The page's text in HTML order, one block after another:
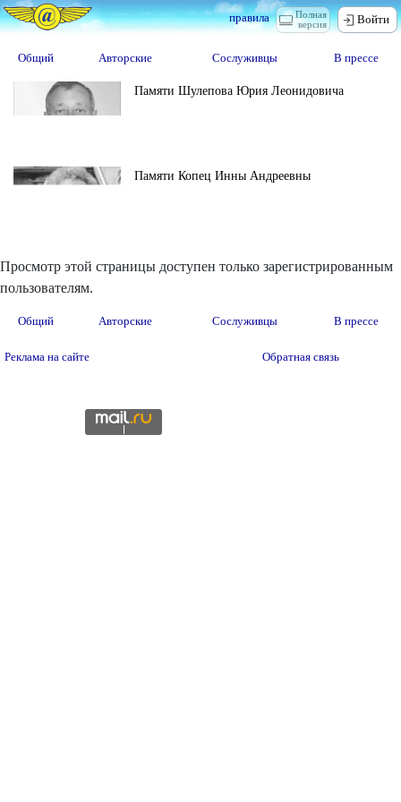
Полная
версия
правила Войти
Общий Авторские Сослуживцы В прессе
Памяти Шулепова Юрия Леонидовича
Памяти Копец Инны Андреевны
Просмотр этой страницы доступен только зарегистрированным
пользователям.
Общий Авторские Сослуживцы В прессе
Реклама на сайте Обратная связь